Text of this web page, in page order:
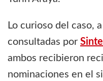
Lo curioso del caso,
consultadas por
ambos recibieron
nominaciones en el